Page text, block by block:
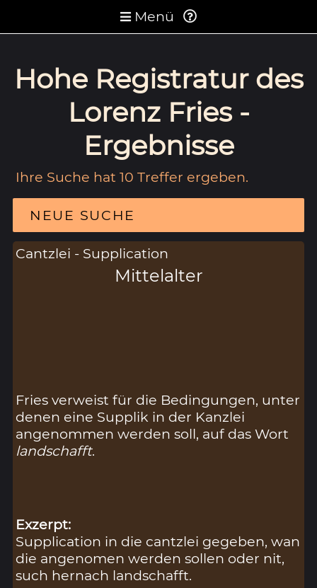
Menü
Hohe Registratur des
Lorenz Fries -
Ergebnisse
Ihre Suche hat 10 Treffer ergeben.
NEUE SUCHE
Cantzlei - Supplication
Mittelalter
Fries verweist für die Bedingungen, unter
denen eine Supplik in der Kanzlei
angenommen werden soll, auf das Wort
landschafft.
Exzerpt:
Supplication in die cantzlei gegeben, wan
die angenomen werden sollen oder nit,
such hernach landschafft.